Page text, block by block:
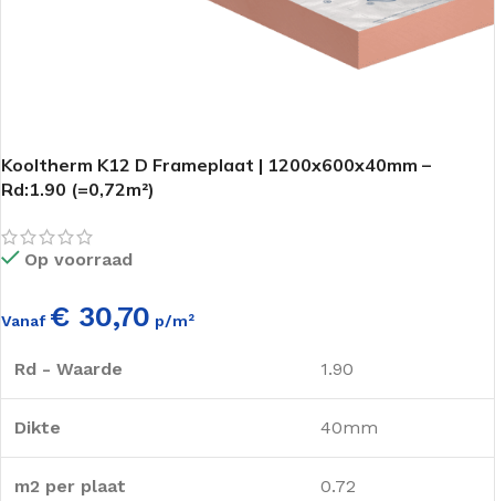
Kooltherm K12 D Frameplaat | 1200x600x40mm –
Rd:1.90 (=0,72m²)
Op voorraad
Vanaf € 30,70 p/m²
Rd - Waarde 1.90
Dikte 40mm
m2 per plaat 0.72